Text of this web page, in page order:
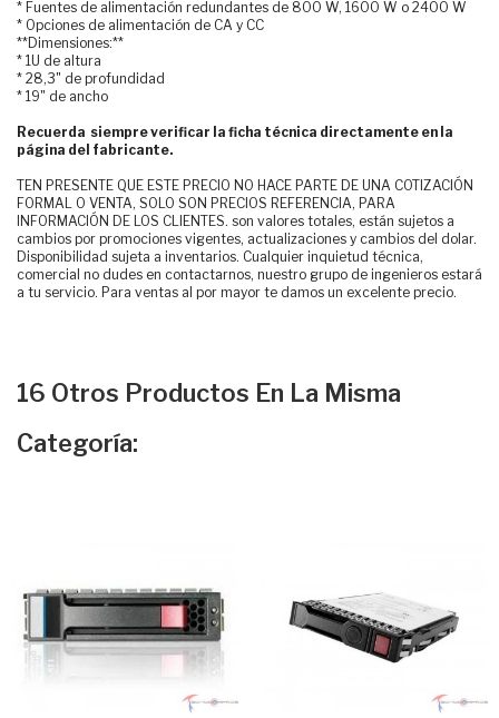
* Fuentes de alimentación redundantes de 800 W, 1600 W o 2400 W
* Opciones de alimentación de CA y CC
**Dimensiones:**
* 1U de altura
* 28,3" de profundidad
* 19" de ancho
Recuerda siempre verificar la ficha técnica directamente en la
página del fabricante.
TEN PRESENTE QUE ESTE PRECIO NO HACE PARTE DE UNA COTIZACIÓN
FORMAL O VENTA, SOLO SON PRECIOS REFERENCIA, PARA
INFORMACIÓN DE LOS CLIENTES. son valores totales, están sujetos a
cambios por promociones vigentes, actualizaciones y cambios del dolar.
Disponibilidad sujeta a inventarios. Cualquier inquietud técnica,
comercial no dudes en contactarnos, nuestro grupo de ingenieros estará
a tu servicio. Para ventas al por mayor te damos un excelente precio.
16 Otros Productos En La Misma
Categoría: